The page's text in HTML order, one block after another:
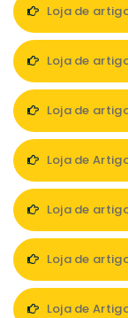
Loja de
Loja de
Loja de
Loja de
Loja de
Loja de
Loja de